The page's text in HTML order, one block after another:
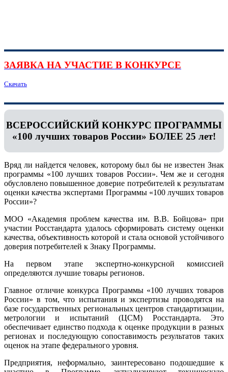
ЗАЯВКА НА УЧАСТИЕ В КОНКУРСЕ
Скачать
ВСЕРОССИЙСКИЙ КОНКУРС ПРОГРАММЫ
«100 лучших товаров России» БОЛЕЕ 25 лет!
Вряд ли найдется человек, которому был бы не известен Знак
программы «100 лучших товаров России». Чем же и сегодня
обусловлено повышенное доверие потребителей к результатам
оценки качества экспертами Программы «100 лучших товаров
России»?
МОО «Академия проблем качества им. В.В. Бойцова» при
участии Росстандарта удалось сформировать систему оценки
качества, объективность которой и стала основой устойчивого
доверия потребителей к Знаку Программы.
На первом этапе экспертно-конкурсной комиссией
определяются лучшие товары регионов.
Главное отличие конкурса Программы «100 лучших товаров
России» в том, что испытания и экспертизы проводятся на
базе государственных региональных центров стандартизации,
метрологии и испытаний (ЦCM) Росстандарта. Это
обеспечивает единство подхода к оценке продукции в разных
регионах и последующую сопоставимость результатов таких
оценок на этапе федерального уровня.
Предприятия, неформально, заинтересовано подошедшие к